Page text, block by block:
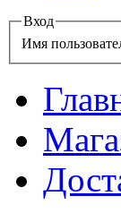
Вход
Имя